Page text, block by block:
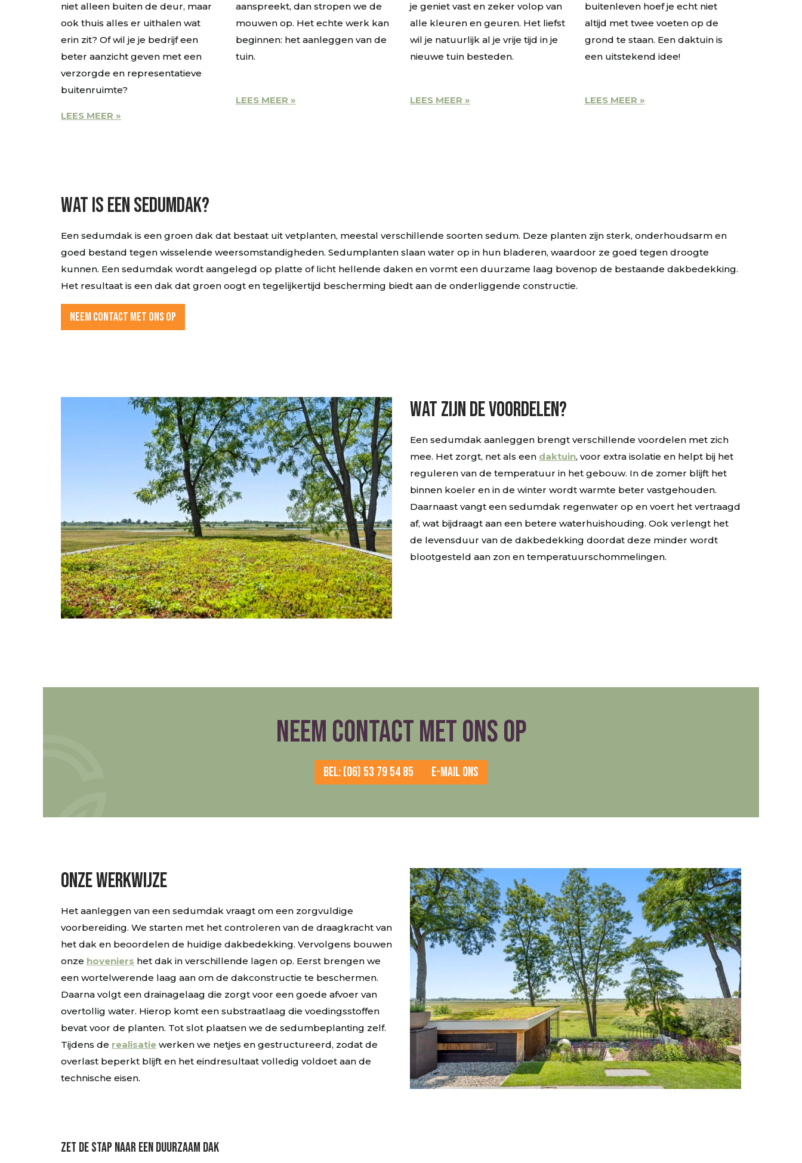
niet alleen buiten de deur, maar
ook thuis alles er uithalen wat
erin zit? Of wil je je bedrijf een
beter aanzicht geven met een
verzorgde en representatieve
buitenruimte?
LEES MEER »
aanspreekt, dan stropen we de
mouwen op. Het echte werk kan
beginnen: het aanleggen van de
tuin.
LEES MEER »
je geniet vast en zeker volop van
alle kleuren en geuren. Het liefst
wil je natuurlijk al je vrije tijd in je
nieuwe tuin besteden.
LEES MEER »
buitenleven hoef je echt niet
altijd met twee voeten op de
grond te staan. Een daktuin is
een uitstekend idee!
LEES MEER »
Wat is een sedumdak?
Een sedumdak is een groen dak dat bestaat uit vetplanten, meestal verschillende soorten sedum. Deze planten zijn sterk, onderhoudsarm en
goed bestand tegen wisselende weersomstandigheden. Sedumplanten slaan water op in hun bladeren, waardoor ze goed tegen droogte
kunnen. Een sedumdak wordt aangelegd op platte of licht hellende daken en vormt een duurzame laag bovenop de bestaande dakbedekking.
Het resultaat is een dak dat groen oogt en tegelijkertijd bescherming biedt aan de onderliggende constructie.
NEEM CONTACT MET ONS OP
Wat zijn de voordelen?
Een sedumdak aanleggen brengt verschillende voordelen met zich
mee. Het zorgt, net als een daktuin, voor extra isolatie en helpt bij het
reguleren van de temperatuur in het gebouw. In de zomer blijft het
binnen koeler en in de winter wordt warmte beter vastgehouden.
Daarnaast vangt een sedumdak regenwater op en voert het vertraagd
af, wat bijdraagt aan een betere waterhuishouding. Ook verlengt het
de levensduur van de dakbedekking doordat deze minder wordt
blootgesteld aan zon en temperatuurschommelingen.
NEEM CONTACT MET ONS OP
BEL: (06) 53 79 54 85 E-MAIL ONS
Onze werkwijze
Het aanleggen van een sedumdak vraagt om een zorgvuldige
voorbereiding. We starten met het controleren van de draagkracht van
het dak en beoordelen de huidige dakbedekking. Vervolgens bouwen
onze hoveniers het dak in verschillende lagen op. Eerst brengen we
een wortelwerende laag aan om de dakconstructie te beschermen.
Daarna volgt een drainagelaag die zorgt voor een goede afvoer van
overtollig water. Hierop komt een substraatlaag die voedingsstoffen
bevat voor de planten. Tot slot plaatsen we de sedumbeplanting zelf.
Tijdens de realisatie werken we netjes en gestructureerd, zodat de
overlast beperkt blijft en het eindresultaat volledig voldoet aan de
technische eisen.
Zet de stap naar een duurzaam dak